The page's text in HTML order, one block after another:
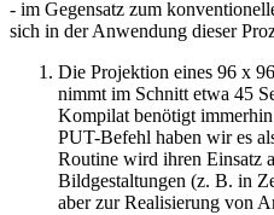
- im Gegensatz zum
sich in der Anwendung dieser
Die Projektion eines 96 x
nimmt im Schnitt etwa 45
Kompilat benötigt
PUT-Befehl haben wir es
Routine wird ihren Einsatz
Bildgestaltungen (z. B. in
aber zur Realisierung von